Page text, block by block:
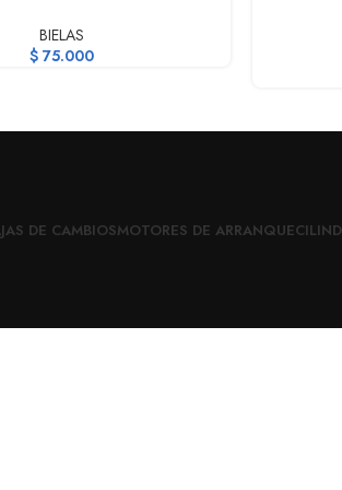
BIELAS
$75.000
DE CAMBIOSMOTORES DE ARRANQUE